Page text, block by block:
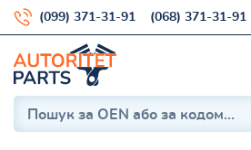
(099) 371-31-91 (068) 371-31-91